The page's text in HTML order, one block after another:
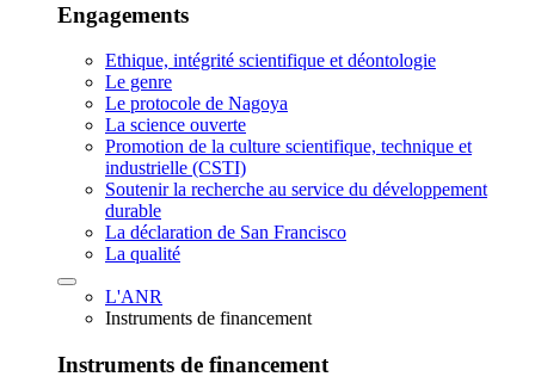
Engagements
Ethique, intégrité scientifique et déontologie
Le genre
Le protocole de Nagoya
La science ouverte
Promotion de la culture scientifique, technique et
industrielle (CSTI)
Soutenir la recherche au service du développement
durable
La déclaration de San Francisco
La qualité
L'ANR
Instruments de financement
Instruments de financement